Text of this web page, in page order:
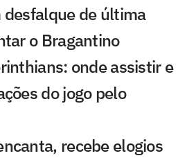
de última
o Bragantino
onde assistir e
do jogo pelo
recebe elogios